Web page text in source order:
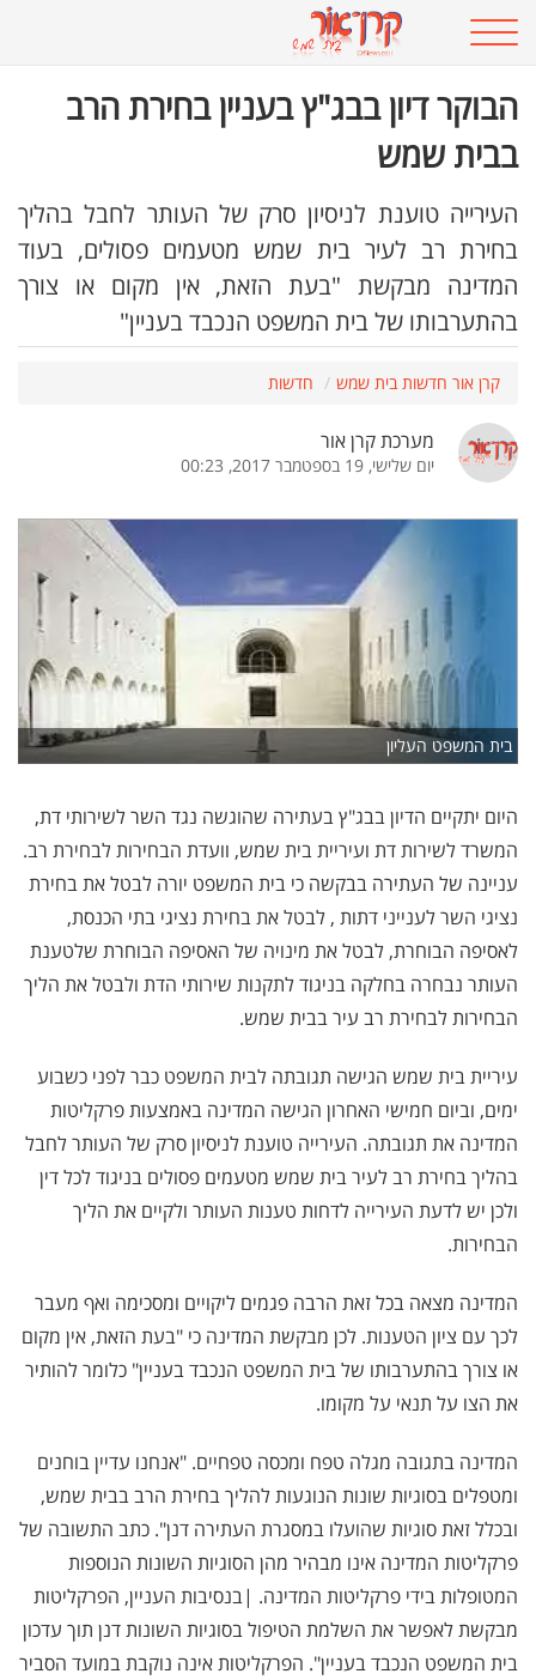
הבוקר דיון בבג"ץ בעניין בחירת הרב
בבית שמש
העירייה טוענת לניסיון סרק של העותר לחבל בהליך
בחירת רב לעיר בית שמש מטעמים פסולים, בעוד
המדינה מבקשת "בעת הזאת, אין מקום או צורך
בהתערבותו של בית המשפט הנכבד בעניין"
קרן אור חדשות בית שמש חדשות
מערכת קרן אור
יום שלישי, 19 בספטמבר 2017, 00:23
בית המשפט העליון
היום יתקיים הדיון בבג"ץ בעתירה שהוגשה נגד השר לשירותי דת,
המשרד לשירות דת ועיריית בית שמש, וועדת הבחירות לבחירת רב.
עניינה של העתירה בבקשה כי בית המשפט יורה לבטל את בחירת
נציגי השר לענייני דתות , לבטל את בחירת נציגי בתי הכנסת,
לאסיפה הבוחרת, לבטל את מינויה של האסיפה הבוחרת שלטענת
העותר נבחרה בחלקה בניגוד לתקנות שירותי הדת ולבטל את הליך
הבחירות לבחירת רב עיר בבית שמש.
עיריית בית שמש הגישה תגובתה לבית המשפט כבר לפני כשבוע
ימים, וביום חמישי האחרון הגישה המדינה באמצעות פרקליטות
המדינה את תגובתה. העירייה טוענת לניסיון סרק של העותר לחבל
בהליך בחירת רב לעיר בית שמש מטעמים פסולים בניגוד לכל דין
ולכן יש לדעת העירייה לדחות טענות העותר ולקיים את הליך
הבחירות.
המדינה מצאה בכל זאת הרבה פגמים ליקויים ומסכימה ואף מעבר
לכך עם ציון הטענות. לכן מבקשת המדינה כי "בעת הזאת, אין מקום
או צורך בהתערבותו של בית המשפט הנכבד בעניין" כלומר להותיר
את הצו על תנאי על מקומו.
המדינה בתגובה מגלה טפח ומכסה טפחיים. "אנחנו עדיין בוחנים
ומטפלים בסוגיות שונות הנוגעות להליך בחירת הרב בבית שמש,
ובכלל זאת סוגיות שהועלו במסגרת העתירה דנן". כתב התשובה של
פרקליטות המדינה אינו מבהיר מהן הסוגיות השונות הנוספות
המטופלות בידי פרקליטות המדינה. |בנסיבות העניין, הפרקליטות
מבקשת לאפשר את השלמת הטיפול בסוגיות השונות דנן תוך עדכון
בית המשפט הנכבד בעניין". הפרקליטות אינה נוקבת במועד הסביר